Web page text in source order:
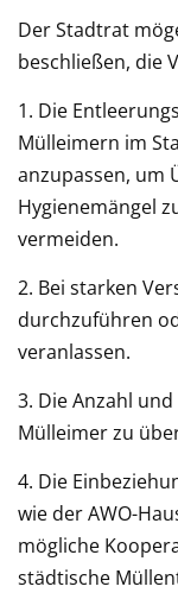
Der Stadtrat
beschließen, die
1. Die
Mülleimern im
anzupassen, um
Hygienemängel
vermeiden.
2. Bei starken
durchzuführen
veranlassen.
3. Die Anzahl
Mülleimer zu
4. Die
wie der AWO-
mögliche
städtische